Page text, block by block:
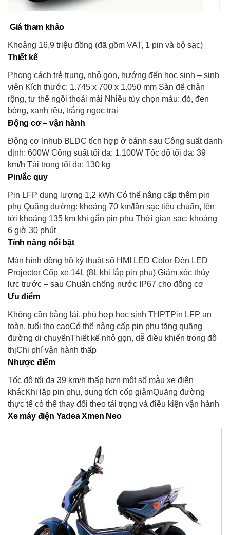
Giá tham khảo
Khoảng 16,9 triệu đồng (đã gồm VAT, 1 pin và bộ sạc)
Thiết kế
Phong cách trẻ trung, nhỏ gọn, hướng đến học sinh – sinh
viên Kích thước: 1.745 x 700 x 1.050 mm Sàn để chân
rộng, tư thế ngồi thoải mái Nhiều tùy chọn màu: đỏ, đen
bóng, xanh rêu, trắng ngọc trai
Động cơ – vận hành
Động cơ Inhub BLDC tích hợp ở bánh sau Công suất danh
định: 600W Công suất tối đa: 1.100W Tốc độ tối đa: 39
km/h Tải trọng tối đa: 130 kg
Pin/ắc quy
Pin LFP dung lượng 1,2 kWh Có thể nâng cấp thêm pin
phụ Quãng đường: khoảng 70 km/lần sạc tiêu chuẩn, lên
tới khoảng 135 km khi gắn pin phụ Thời gian sạc: khoảng
6 giờ 30 phút
Tính năng nổi bật
Màn hình đồng hồ kỹ thuật số HMI LED Color Đèn LED
Projector Cốp xe 14L (8L khi lắp pin phụ) Giảm xóc thủy
lực trước – sau Chuẩn chống nước IP67 cho động cơ
Ưu điểm
Không cần bằng lái, phù hợp học sinh THPTPin LFP an
toàn, tuổi thọ caoCó thể nâng cấp pin phụ tăng quãng
đường di chuyểnThiết kế nhỏ gọn, dễ điều khiển trong đô
thịChi phí vận hành thấp
Nhược điểm
Tốc độ tối đa 39 km/h thấp hơn một số mẫu xe điện
khácKhi lắp pin phụ, dung tích cốp giảmQuãng đường
thực tế có thể thay đổi theo tải trọng và điều kiện vận hành
Xe máy điện Yadea Xmen Neo